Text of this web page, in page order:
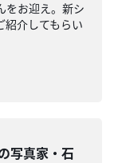
をお迎え。新シ
紹介してもらい
写真家・石